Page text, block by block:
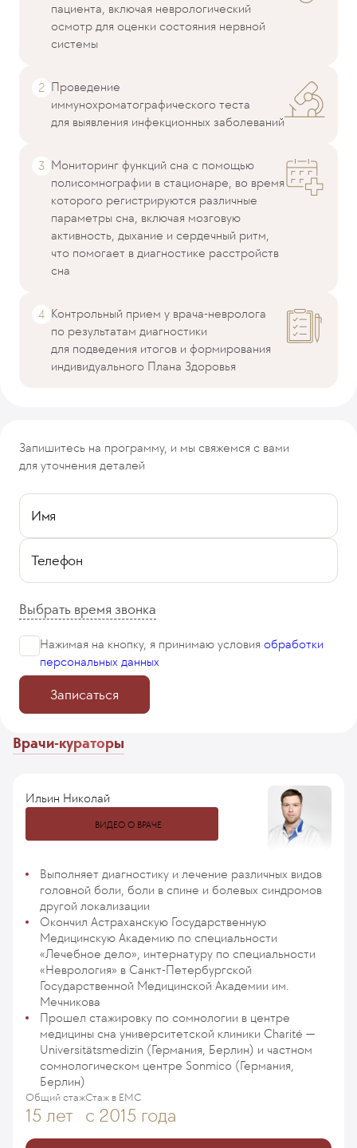
пациента, включая неврологический
осмотр для оценки состояния нервной
системы
Проведение
иммунохроматографического теста
для выявления инфекционных заболеваний
Мониторинг функций сна с помощью
полисомнографии в стационаре, во время
которого регистрируются различные
параметры сна, включая мозговую
активность, дыхание и сердечный ритм,
что помогает в диагностике расстройств
сна
Контрольный прием у врача-невролога
по результатам диагностики
для подведения итогов и формирования
индивидуального Плана Здоровья
Запишитесь на программу, и мы свяжемся с вами
для уточнения деталей
Имя
Телефон
Выбрать время звонка
Нажимая на кнопку, я принимаю условия обработки
персональных данных
Записаться
Врачи-кураторы
Ильин Николай
ВИДЕО О ВРАЧЕ
Выполняет диагностику и лечение различных видов
головной боли, боли в спине и болевых синдромов
другой локализации
Окончил Астраханскую Государственную
Медицинскую Академию по специальности
«Лечебное дело», интернатуру по специальности
«Неврология» в Санкт-Петербургской
Государственной Медицинской Академии им.
Мечникова
Прошел стажировку по сомнологии в центре
медицины сна университетской клиники Charité —
Universitätsmedizin (Германия, Берлин) и частном
сомнологическом центре Sonmico (Германия,
Берлин)
Общий стаж
15 лет
Стаж в ЕМС
с 2015 года